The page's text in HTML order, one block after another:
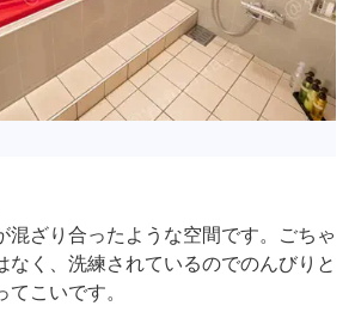
混ざり合ったような空間です。ごちゃ
なく、洗練されているのでのんびりと
こいです。